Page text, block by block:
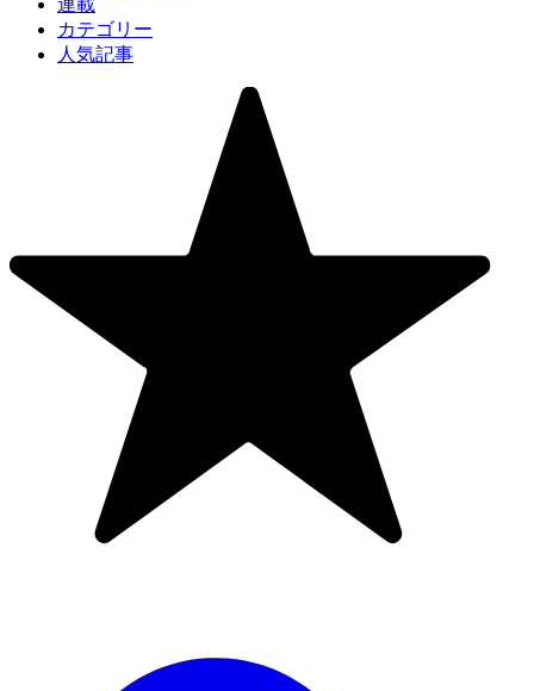
連載
カテゴリー
人気記事